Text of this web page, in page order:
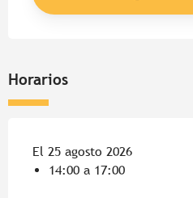
Horarios
El 25 agosto 2026
14:00 a 17:00